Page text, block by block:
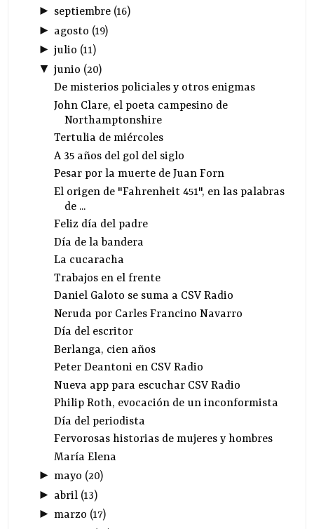
► septiembre(16)
► agosto (19)
► julio (11)
▼ junio (20)
De misterios policiales y otros enigmas
John Clare, el poeta campesino de
Northamptonshire
Tertulia de miércoles
A 35 años del gol del siglo
Pesar por la muerte de Juan Forn
El origen de "Fahrenheit 451", en las palabras
de ...
Feliz día del padre
Día de la bandera
La cucaracha
Trabajos en el frente
Daniel Galoto se suma a CSV Radio
Neruda por Carles Francino Navarro
Día del escritor
Berlanga, cien años
Peter Deantoni en CSV Radio
Nueva app para escuchar CSV Radio
Philip Roth, evocación de un inconformista
Día del periodista
Fervorosas historias de mujeres y hombres
María Elena
► mayo (20)
► abril(13)
► marzo (17)